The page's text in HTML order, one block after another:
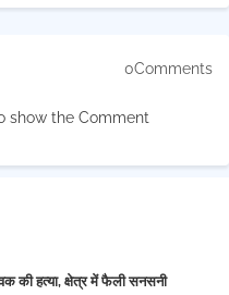
0Comments
show the Comment
की हत्या, क्षेत्र में फैली सनसनी